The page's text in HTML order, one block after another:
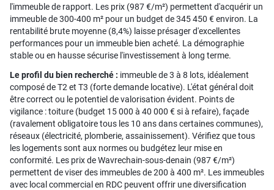
l'immeuble de rapport. Les prix (987 €/m²) permettent d'acquérir un
immeuble de 300-400 m² pour un budget de 345 450 € environ. La
rentabilité brute moyenne (8,4%) laisse présager d'excellentes
performances pour un immeuble bien acheté. La démographie
stable ou en hausse sécurise l'investissement à long terme.
Le profil du bien recherché : immeuble de 3 à 8 lots, idéalement
composé de T2 et T3 (forte demande locative). L'état général doit
être correct ou le potentiel de valorisation évident. Points de
vigilance : toiture (budget 15 000 à 40 000 € si à refaire), façade
(ravalement obligatoire tous les 10 ans dans certaines communes),
réseaux (électricité, plomberie, assainissement). Vérifiez que tous
les logements sont aux normes ou budgétez leur mise en
conformité. Les prix de Wavrechain-sous-denain (987 €/m²)
permettent de viser des immeubles de 200 à 400 m². Les immeubles
avec local commercial en RDC peuvent offrir une diversification